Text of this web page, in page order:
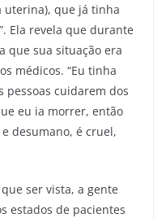
que já tinha
Ela revela que durante
que sua situação era
médicos. “Eu tinha
pessoas cuidarem dos
eu ia morrer, então
desumano, é cruel,
ser vista, a gente
estados de pacientes